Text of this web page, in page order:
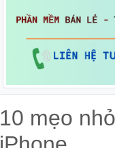
10 mẹo